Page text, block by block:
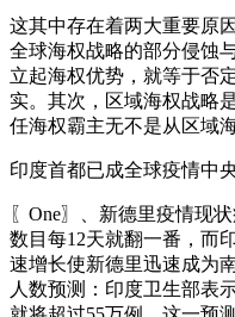
这其中存在着两大重要原
全球海权战略的部分侵蚀
立起海权优势，就等于否
实。其次，区域海权战略
任海权霸主无不是从区域
印度首都已成全球疫情中
〖One〗、新德里疫情现
数目每12天就翻一番，而
速增长使新德里迅速成为
人数预测：印度卫生部表